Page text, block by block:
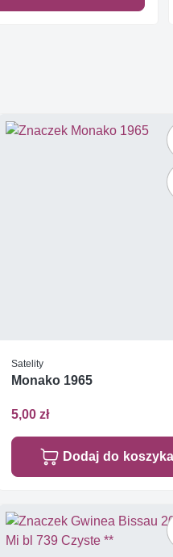
Satelity
Monako 1965
5,00 zł
Dodaj do koszyka